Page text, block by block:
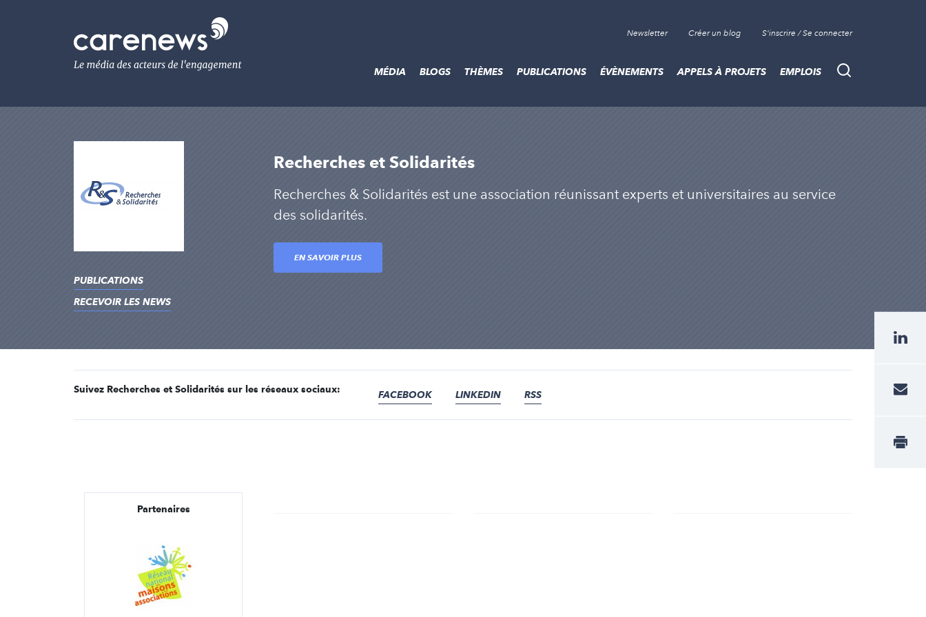
Le
média
de
Newsletter Créer un blog S'inscrire / Se connecter
Recherche
MÉDIA BLOGS THÈMES PUBLICATIONS ÉVÈNEMENTS APPELS À PROJETS EMPLOIS
PUBLICATIONS
RECEVOIR LES NEWS
Recherches et Solidarités
Recherches & Solidarités est une association réunissant experts et universitaires au service
des solidarités.
EN SAVOIR PLUS
Suivez Recherches et Solidarités sur les réseaux sociaux: FACEBOOK LINKEDIN RSS
Partenaires